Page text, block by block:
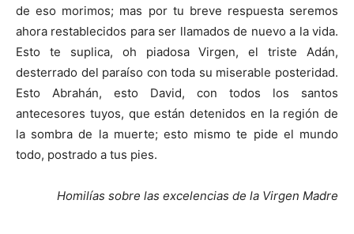
de eso morimos; mas por tu breve respuesta seremos
ahora restablecidos para ser llamados de nuevo a la vida.
Esto te suplica, oh piadosa Virgen, el triste Adán,
desterrado del paraíso con toda su miserable posteridad.
Esto Abrahán, esto David, con todos los santos
antecesores tuyos, que están detenidos en la región de
la sombra de la muerte; esto mismo te pide el mundo
todo, postrado a tus pies.
Homilías sobre las excelencias de la Virgen Madre